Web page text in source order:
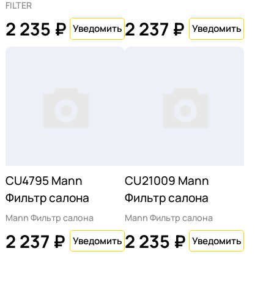
FILTER
2 235 ₽ 2 237 ₽
CU4795 Mann
Фильтр салона
Mann Фильтр салона
2 237 ₽
CU21009 Mann
Фильтр салона
Mann Фильтр салона
2 235 ₽